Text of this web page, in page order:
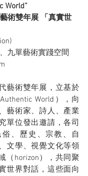
World”
術雙年展 「真實世
九單藝術實踐空間
藝術雙年展，立基於
World），向
藝術家、詩人、產業
單位發出邀請，各司
、歷史、宗教、自
文學、視覺文化等領
（horizon），共同聚
世界對話，這些面向